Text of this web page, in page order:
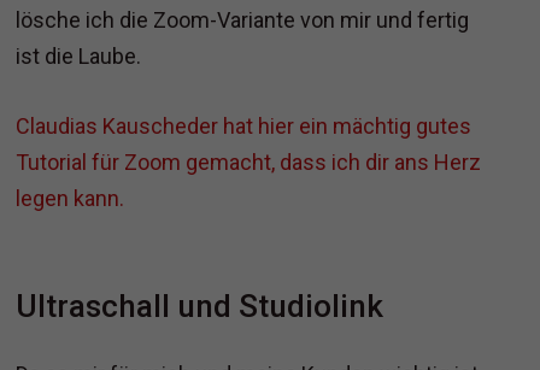
lösche ich die Zoom-Variante von mir und fertig
ist die Laube.
Claudias Kauscheder hat hier ein mächtig gutes
Tutorial für Zoom gemacht, dass ich dir ans Herz
legen kann.
Ultraschall und Studiolink